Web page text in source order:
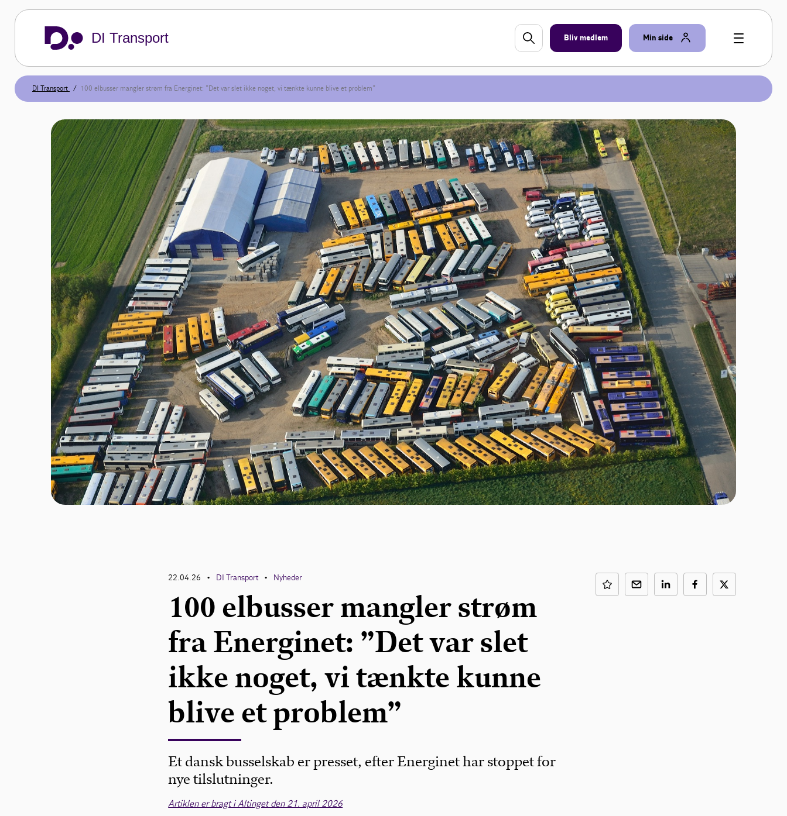
DI Transport Bliv medlem Min side
DI Transport 100 elbusser mangler strøm fra Energinet: ”Det var slet ikke noget, vi tænkte kunne blive et problem”
22.04.26 • DI Transport • Nyheder
100 elbusser mangler strøm
fra Energinet: ”Det var slet
ikke noget, vi tænkte kunne
blive et problem”
Et dansk busselskab er presset, efter Energinet har stoppet for
nye tilslutninger.
Artiklen er bragt i Altinget den 21. april 2026